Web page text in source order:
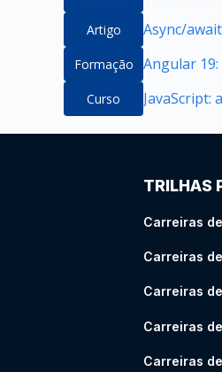
Artigo Async/
Formação Angular
Curso
TRILHAS
Carreiras
Carreiras
Carreiras
Carreiras
Carreiras de